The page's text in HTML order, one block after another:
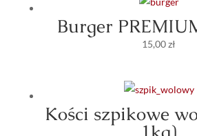
Burger
15,00zł
Kości szpikowe